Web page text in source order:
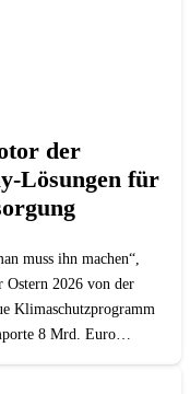
der
Lösungen für
muss ihn machen“,
Ostern 2026 von der
Klimaschutzprogramm
8 Mrd. Euro…